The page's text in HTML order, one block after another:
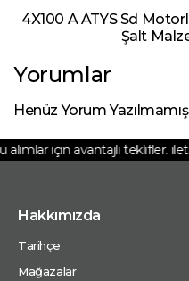
4X100 A ATYS Sd
Şalt
Yorumlar
Henüz Yorum
için avantajlı teklifler.
Hakkımızda
Tarihçe
Mağazalar